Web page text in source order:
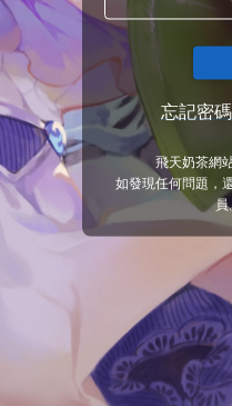
忘記密
飛天奶茶網
如發現任何問題，
員